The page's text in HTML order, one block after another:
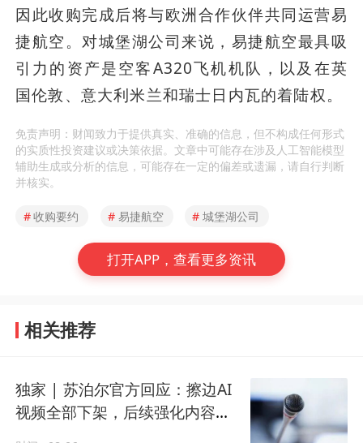
因此收购完成后将与欧洲合作伙伴共同运营易
捷航空。对城堡湖公司来说，易捷航空最具吸
引力的资产是空客A320飞机机队，以及在英
国伦敦、意大利米兰和瑞士日内瓦的着陆权。
免责声明：财闻致力于提供真实、准确的信息，但不构成任何形式
的实质性投资建议或决策依据。文章中可能存在涉及人工智能模型
辅助生成或分析的信息，可能存在一定的偏差或遗漏，请自行判断
并核实。
#收购要约 # 易捷航空 # 城堡湖公司
打开APP，查看更多资讯
相关推荐
独家 | 苏泊尔官方回应：擦边AI
视频全部下架，后续强化内容审